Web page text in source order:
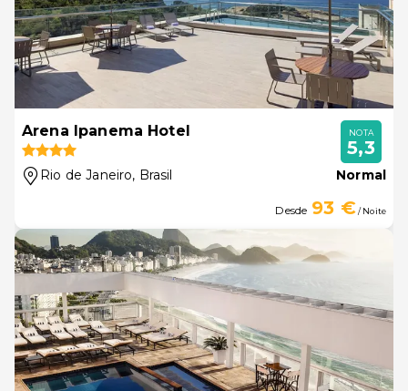
Arena Ipanema Hotel
Rio de Janeiro, Brasil
NOTA
5,3
Normal
Desde 93 €/ Noite